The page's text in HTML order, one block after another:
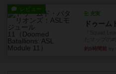
レビュー
充実
約5時間前